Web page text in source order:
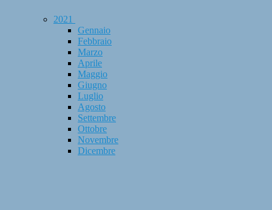
2021
Gennaio
Febbraio
Marzo
Aprile
Maggio
Giugno
Luglio
Agosto
Settembre
Ottobre
Novembre
Dicembre